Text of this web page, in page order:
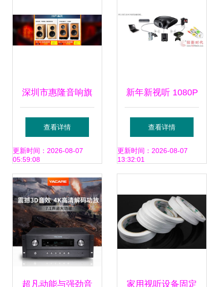
深圳市惠隆音响旗
舰店 家用视听设备
的品质之选
查看详情
更新时间：2026-08-07
05:59:08
新年新视听 1080P
投影，首选三星
A600B
查看详情
更新时间：2026-08-07
13:32:01
超凡动能与强劲音 家用视听设备固定